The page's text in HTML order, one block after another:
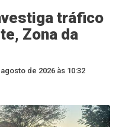
tráfico
Zona da
de 2026 às 10:32